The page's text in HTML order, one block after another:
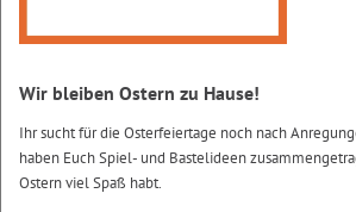
Wir bleiben Ostern zu Hause!
Ihr sucht für die Osterfeiertage noch nach
haben Euch Spiel- und Bastelideen
Ostern viel Spaß habt.